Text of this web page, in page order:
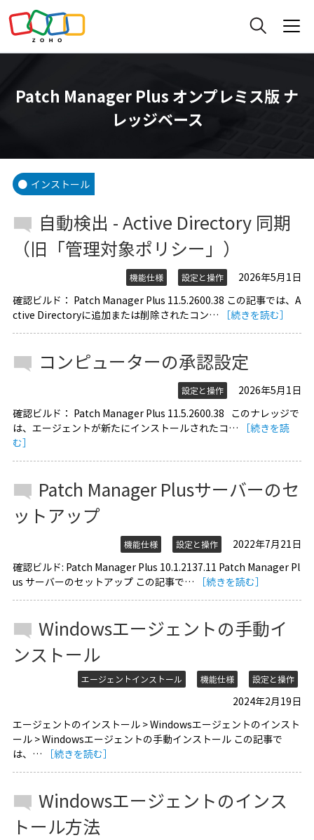
Patch Manager Plus オンプレミス版 ナ
レッジベース
インストール
自動検出 - Active Directory 同期
（旧「管理対象ポリシー」）
機能仕様 設定と操作
2026年5月1日
確認ビルド： Patch Manager Plus 11.5.2600.38 この記事では、A
ctive Directoryに追加または削除されたコン…
［続きを読む］
コンピューターの承認設定
設定と操作
2026年5月1日
確認ビルド： Patch Manager Plus 11.5.2600.38 このナレッジで
は、エージェントが新たにインストールされたコ…
［続きを読
む］
Patch Manager Plusサーバーのセ
ットアップ
機能仕様 設定と操作
2022年7月21日
確認ビルド: Patch Manager Plus 10.1.2137.11 Patch Manager Pl
us サーバーのセットアップ この記事で…
［続きを読む］
Windowsエージェントの手動イ
ンストール
エージェントインストール 機能仕様 設定と操作
2024年2月19日
エージェントのインストール > Windowsエージェントのインスト
ール > Windowsエージェントの手動インストール この記事で
は、…
［続きを読む］
Windowsエージェントのインス
トール方法